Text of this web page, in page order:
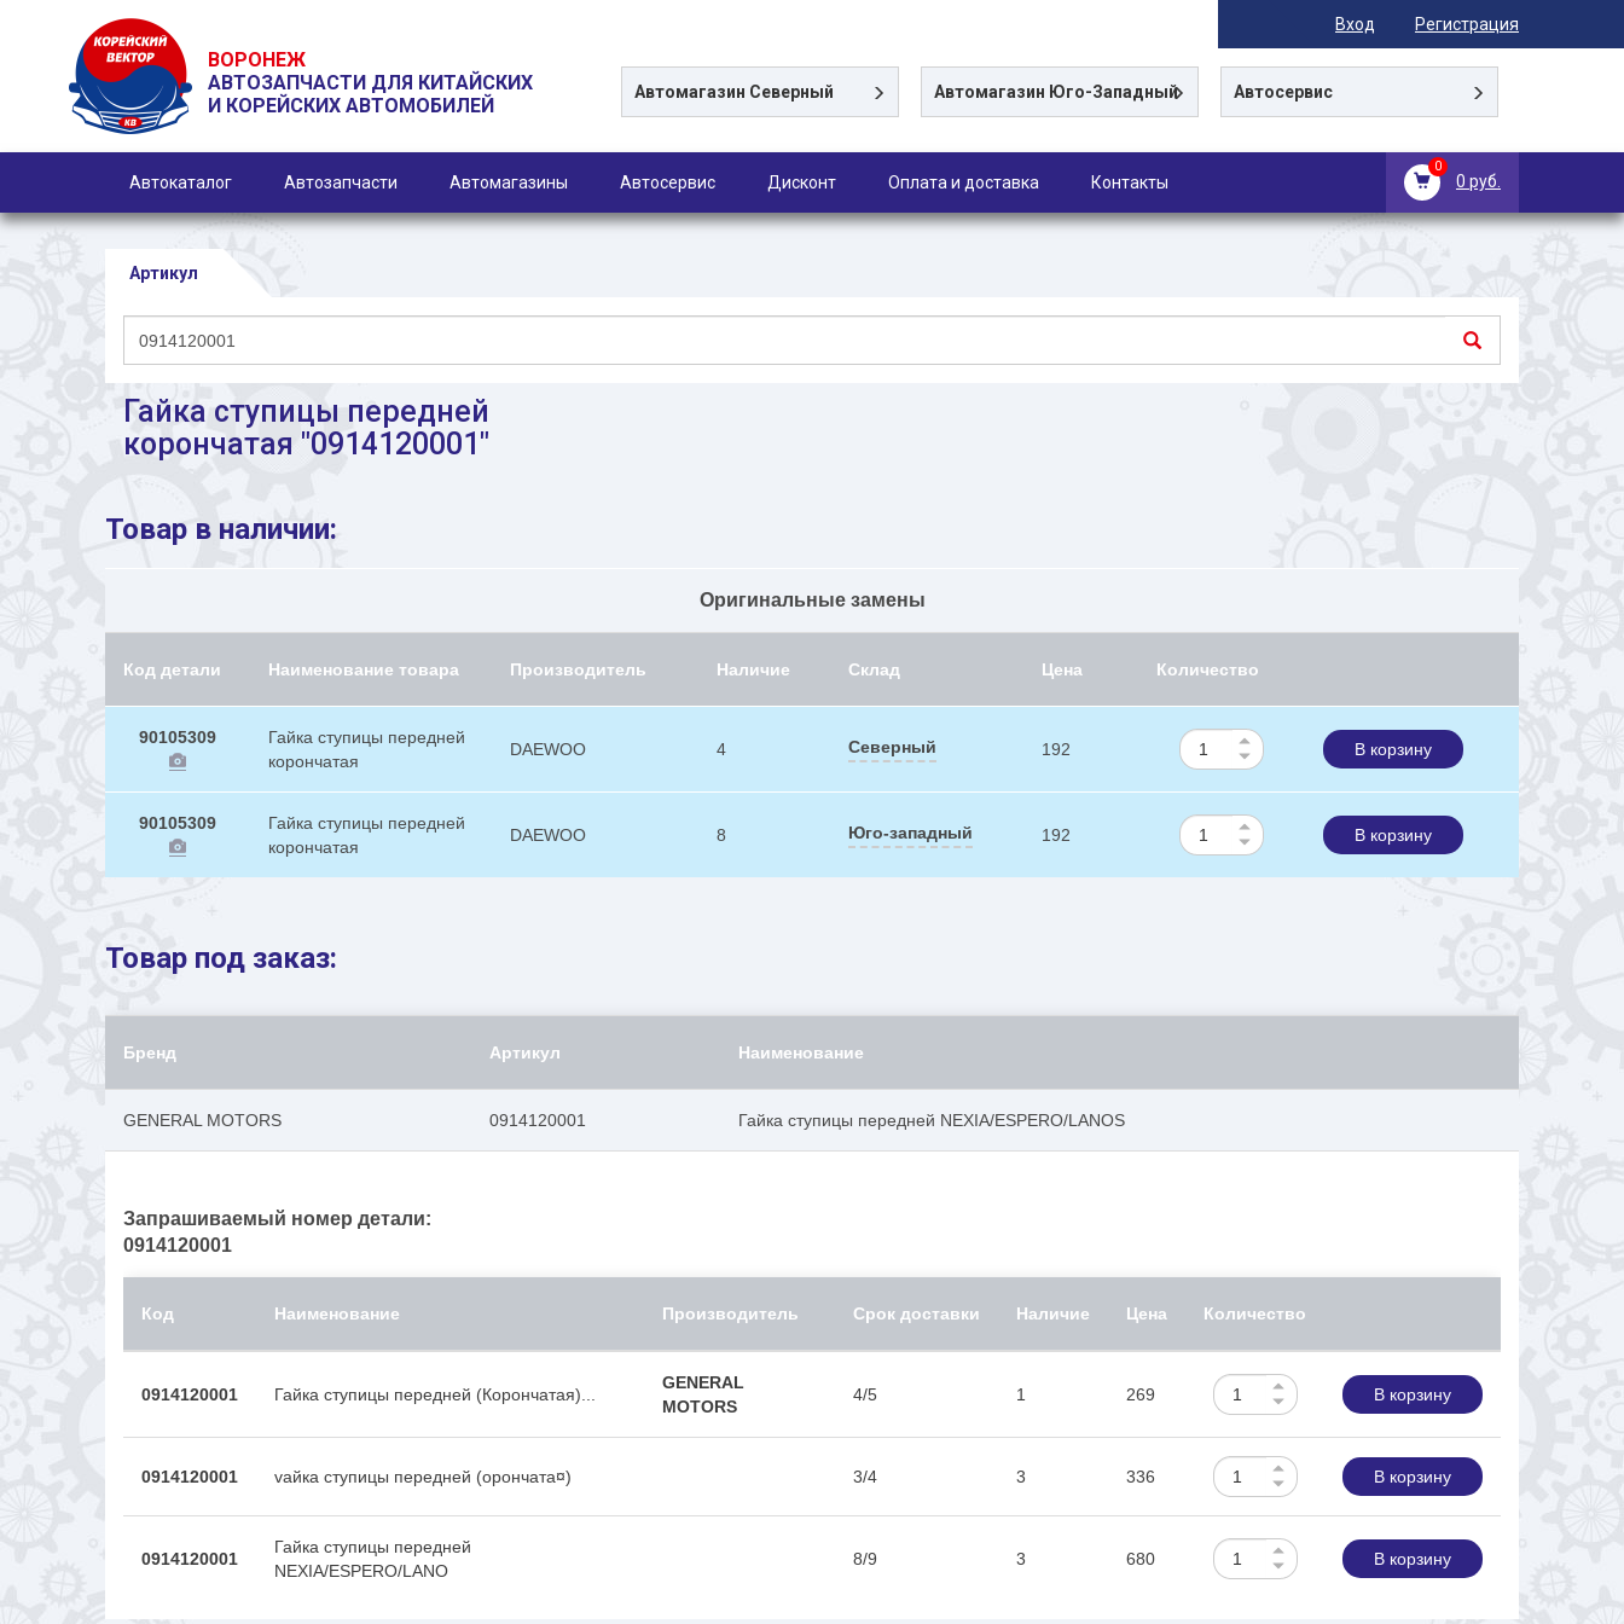
Вход Регистрация
ВОРОНЕЖ
АВТОЗАПЧАСТИ ДЛЯ КИТАЙСКИХ
И КОРЕЙСКИХ АВТОМОБИЛЕЙ
Автомагазин Северный Автомагазин Юго-Западный Автосервис
0
0 руб.
Автокаталог Автозапчасти Автомагазины Автосервис Дисконт Оплата и доставка Контакты
Артикул
Гайка ступицы передней
корончатая "0914120001"
Товар в наличии:
Оригинальные замены
Код детали Наименование товара Производитель Наличие Склад Цена Количество
90105309
Гайка ступицы передней
корончатая
DAEWOO 4 Северный 192 В корзину
90105309
Гайка ступицы передней
корончатая
DAEWOO 8 Юго-западный 192 В корзину
Товар под заказ:
Бренд Артикул Наименование
GENERAL MOTORS 0914120001 Гайка ступицы передней NEXIA/ESPERO/LANOS
Запрашиваемый номер детали:
0914120001
Код Наименование Производитель Срок доставки Наличие Цена Количество
0914120001 Гайка ступицы передней (Корончатая)...
GENERAL
MOTORS
4/5 1 269 В корзину
0914120001 vайка ступицы передней (орончата¤) 3/4 3 336 В корзину
0914120001
Гайка ступицы передней
NEXIA/ESPERO/LANO
8/9 3 680 В корзину